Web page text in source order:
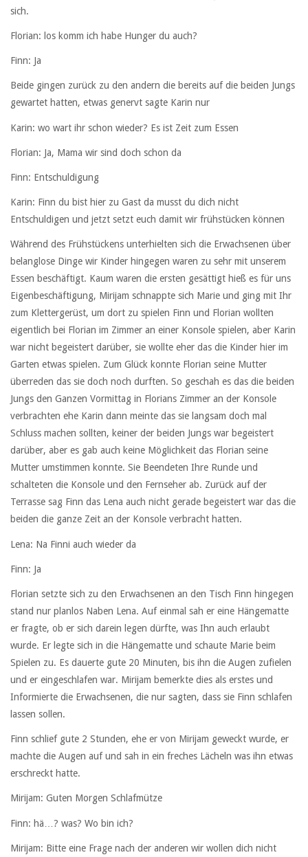
sich.
Florian: los komm ich habe Hunger du auch?
Finn: Ja
Beide gingen zurück zu den andern die bereits auf die beiden Jungs
gewartet hatten, etwas genervt sagte Karin nur
Karin: wo wart ihr schon wieder? Es ist Zeit zum Essen
Florian: Ja, Mama wir sind doch schon da
Finn: Entschuldigung
Karin: Finn du bist hier zu Gast da musst du dich nicht
Entschuldigen und jetzt setzt euch damit wir frühstücken können
Während des Frühstückens unterhielten sich die Erwachsenen über
belanglose Dinge wir Kinder hingegen waren zu sehr mit unserem
Essen beschäftigt. Kaum waren die ersten gesättigt hieß es für uns
Eigenbeschäftigung, Mirijam schnappte sich Marie und ging mit Ihr
zum Klettergerüst, um dort zu spielen Finn und Florian wollten
eigentlich bei Florian im Zimmer an einer Konsole spielen, aber Karin
war nicht begeistert darüber, sie wollte eher das die Kinder hier im
Garten etwas spielen. Zum Glück konnte Florian seine Mutter
überreden das sie doch noch durften. So geschah es das die beiden
Jungs den Ganzen Vormittag in Florians Zimmer an der Konsole
verbrachten ehe Karin dann meinte das sie langsam doch mal
Schluss machen sollten, keiner der beiden Jungs war begeistert
darüber, aber es gab auch keine Möglichkeit das Florian seine
Mutter umstimmen konnte. Sie Beendeten Ihre Runde und
schalteten die Konsole und den Fernseher ab. Zurück auf der
Terrasse sag Finn das Lena auch nicht gerade begeistert war das die
beiden die ganze Zeit an der Konsole verbracht hatten.
Lena: Na Finni auch wieder da
Finn: Ja
Florian setzte sich zu den Erwachsenen an den Tisch Finn hingegen
stand nur planlos Naben Lena. Auf einmal sah er eine Hängematte
er fragte, ob er sich darein legen dürfte, was Ihn auch erlaubt
wurde. Er legte sich in die Hängematte und schaute Marie beim
Spielen zu. Es dauerte gute 20 Minuten, bis ihn die Augen zufielen
und er eingeschlafen war. Mirijam bemerkte dies als erstes und
Informierte die Erwachsenen, die nur sagten, dass sie Finn schlafen
lassen sollen.
Finn schlief gute 2 Stunden, ehe er von Mirijam geweckt wurde, er
machte die Augen auf und sah in ein freches Lächeln was ihn etwas
erschreckt hatte.
Mirijam: Guten Morgen Schlafmütze
Finn: hä…? was? Wo bin ich?
Mirijam: Bitte eine Frage nach der anderen wir wollen dich nicht